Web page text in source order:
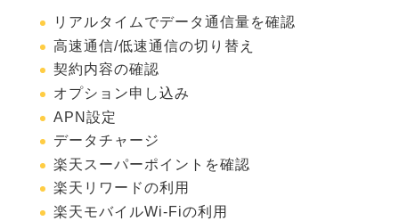
リアルタイムでデータ通信量を確認
高速通信/低速通信の切り替え
契約内容の確認
オプション申し込み
APN設定
データチャージ
楽天スーパーポイントを確認
楽天リワードの利用
楽天モバイルWi-Fiの利用